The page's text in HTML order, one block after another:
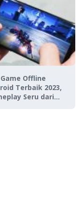
Offline
Terbaik 2023,
Seru dari